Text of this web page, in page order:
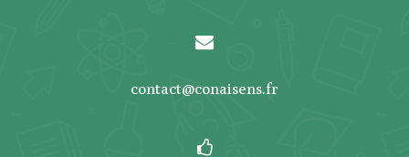
contact@conaisens.fr